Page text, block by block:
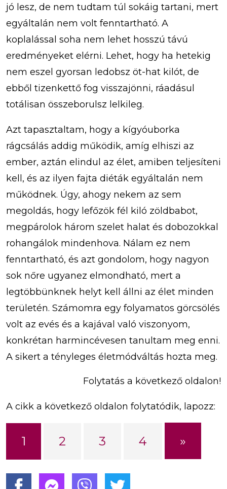
jó lesz, de nem tudtam túl sokáig tartani, mert
egyáltalán nem volt fenntartható. A
koplalással soha nem lehet hosszú távú
eredményeket elérni. Lehet, hogy ha hetekig
nem eszel gyorsan ledobsz öt-hat kilót, de
ebből tizenkettő fog visszajönni, ráadásul
totálisan összeborulsz lelkileg.
Azt tapasztaltam, hogy a kígyóuborka
rágcsálás addig működik, amíg elhiszi az
ember, aztán elindul az élet, amiben teljesíteni
kell, és az ilyen fajta diéták egyáltalán nem
működnek. Úgy, ahogy nekem az sem
megoldás, hogy lefőzök fél kiló zöldbabot,
megpárolok három szelet halat és dobozokkal
rohangálok mindenhova. Nálam ez nem
fenntartható, és azt gondolom, hogy nagyon
sok nőre ugyanez elmondható, mert a
legtöbbünknek helyt kell állni az élet minden
területén. Számomra egy folyamatos görcsölés
volt az evés és a kajával való viszonyom,
konkrétan harmincévesen tanultam meg enni.
A sikert a tényleges életmódváltás hozta meg.
Folytatás a következő oldalon!
A cikk a következő oldalon folytatódik, lapozz:
1 2 3 4 »